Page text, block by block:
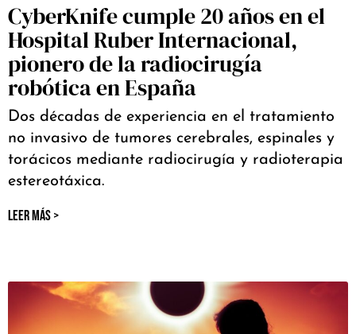
CyberKnife cumple 20 años en el
Hospital Ruber Internacional,
pionero de la radiocirugía
robótica en España
Dos décadas de experiencia en el tratamiento
no invasivo de tumores cerebrales, espinales y
torácicos mediante radiocirugía y radioterapia
estereotáxica.
LEER MÁS >